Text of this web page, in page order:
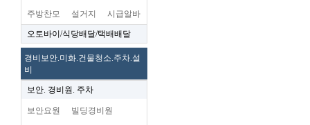
주방찬모 설거지 시급알바
오토바이/식당배달/택배배달
경비보안.미화.건물청소.주차.설
비
보안. 경비원. 주차
보안요원 빌딩경비원